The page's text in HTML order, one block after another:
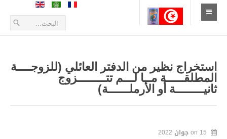
الإستقبال
أخبار
أعلانات و بلاغات
طلبات العروض
التعريف بالمدينة
استخراج نظير من الدفتر العائلي (للزوجــــة
المطلقـــــة مــا لـــم تتــــــــزوج
ثانيــــــــة أو الأرملــــــة)
on 15 جوان 2022